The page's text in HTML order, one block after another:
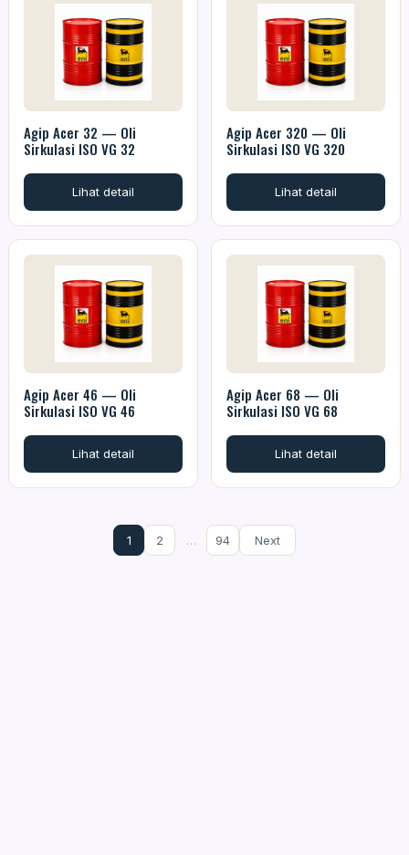
Agip Acer 32 — Oli
Sirkulasi ISO VG 32
Lihat detail
Agip Acer 320 — Oli
Sirkulasi ISO VG 320
Lihat detail
Agip Acer 46 — Oli
Sirkulasi ISO VG 46
Lihat detail
Agip Acer 68 — Oli
Sirkulasi ISO VG 68
Lihat detail
1 2 … 94 Next